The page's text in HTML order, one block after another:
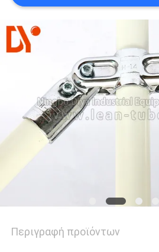
ΈΝΑ
ΑΠΌΣΠΑΣΜΑ
SITEMAP
PRIVACY
POLICY
Περιγραφή προϊόντων